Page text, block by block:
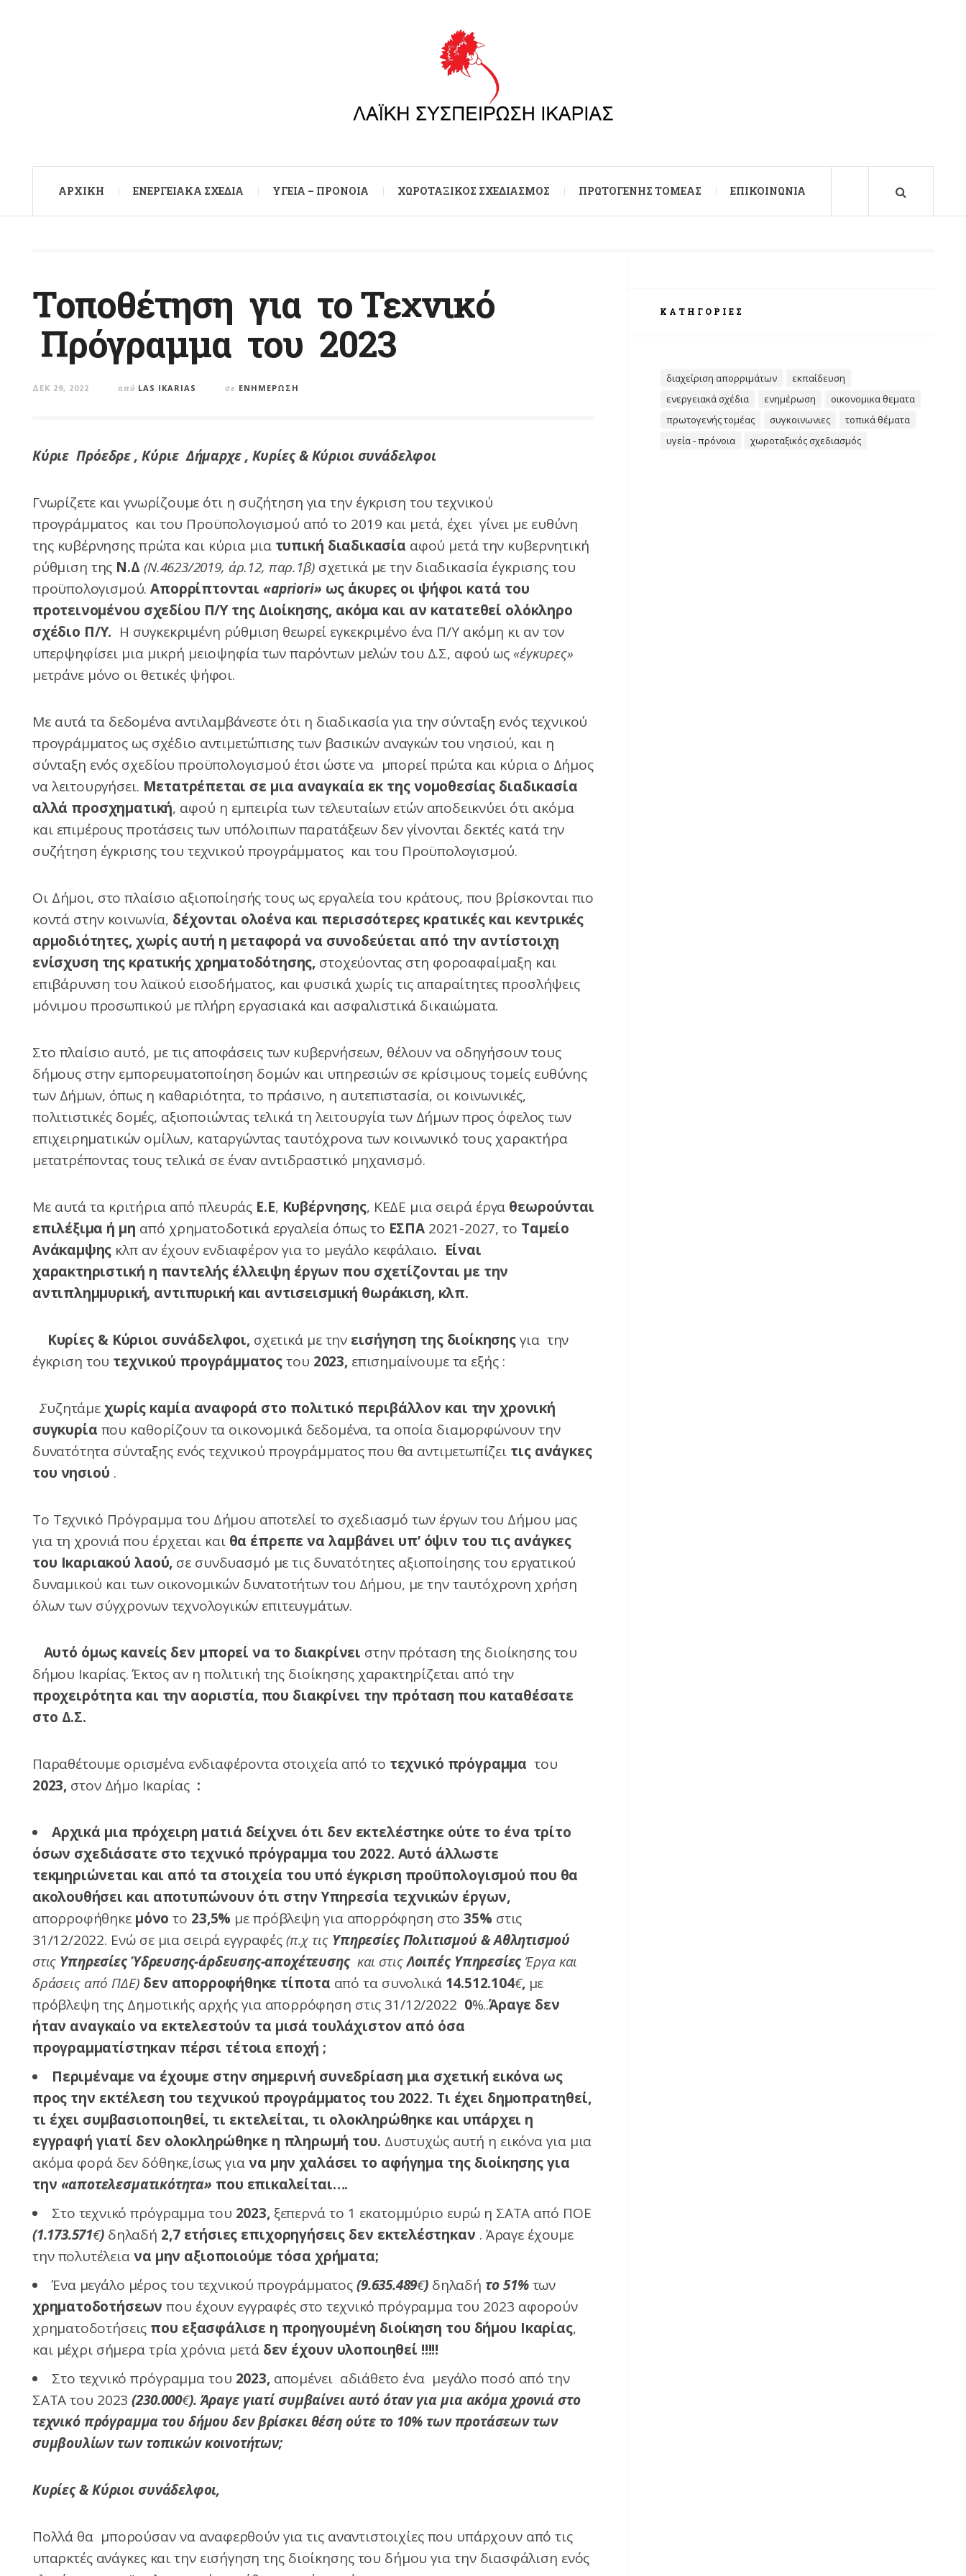
ΑΡXΙΚΉ ΕΝΕΡΓΕΙΑΚΆ ΣΧΈΔΙΑ ΥΓΕΊΑ – ΠΡΌΝΟΙΑ ΧΩΡΟΤΑΞΙΚΌΣ ΣΧΕΔΙΑΣΜΌΣ ΠΡΩΤΟΓΕΝΉΣ ΤΟΜΈΑΣ ΕΠΙΚΟΙΝΩΝΊΑ
Τοποθέτηση για το Τεχνικό
Πρόγραμμα του 2023
ΔΕΚ 29, 2022 από LAS IKARIAS σε ΕΝΗΜΈΡΩΣΗ
Κύριε Πρόεδρε , Κύριε Δήμαρχε , Κυρίες & Κύριοι συνάδελφοι
Γνωρίζετε και γνωρίζουμε ότι η συζήτηση για την έγκριση του τεχνικού
προγράμματος και του Προϋπολογισμού από το 2019 και μετά, έχει γίνει με ευθύνη
της κυβέρνησης πρώτα και κύρια μια τυπική διαδικασία αφού μετά την κυβερνητική
ρύθμιση της Ν.Δ(Ν.4623/2019, άρ.12, παρ.1β) σχετικά με την διαδικασία έγκρισης του
προϋπολογισμού. Απορρίπτονται«apriori» ως άκυρες οι ψήφοι κατά του
προτεινομένου σχεδίου Π/Υ της Διοίκησης, ακόμα και αν κατατεθεί ολόκληρο
σχέδιο Π/Υ. Η συγκεκριμένη ρύθμιση θεωρεί εγκεκριμένο ένα Π/Υ ακόμη κι αν τον
υπερψηφίσει μια μικρή μειοψηφία των παρόντων μελών του Δ.Σ, αφού ως «έγκυρες»
μετράνε μόνο οι θετικές ψήφοι.
Με αυτά τα δεδομένα αντιλαμβάνεστε ότι η διαδικασία για την σύνταξη ενός τεχνικού
προγράμματος ως σχέδιο αντιμετώπισης των βασικών αναγκών του νησιού, και η
σύνταξη ενός σχεδίου προϋπολογισμού έτσι ώστε να μπορεί πρώτα και κύρια ο Δήμος
να λειτουργήσει. Μετατρέπεται σε μια αναγκαία εκ της νομοθεσίας διαδικασία
αλλά προσχηματική, αφού η εμπειρία των τελευταίων ετών αποδεικνύει ότι ακόμα
και επιμέρους προτάσεις των υπόλοιπων παρατάξεων δεν γίνονται δεκτές κατά την
συζήτηση έγκρισης του τεχνικού προγράμματος και του Προϋπολογισμού.
Οι Δήμοι, στο πλαίσιο αξιοποίησής τους ως εργαλεία του κράτους, που βρίσκονται πιο
κοντά στην κοινωνία, δέχονται ολοένα και περισσότερες κρατικές και κεντρικές
αρμοδιότητες, χωρίς αυτή η μεταφορά να συνοδεύεται από την αντίστοιχη
ενίσχυση της κρατικής χρηματοδότησης, στοχεύοντας στη φοροαφαίμαξη και
επιβάρυνση του λαϊκού εισοδήματος, και φυσικά χωρίς τις απαραίτητες προσλήψεις
μόνιμου προσωπικού με πλήρη εργασιακά και ασφαλιστικά δικαιώματα.
Στο πλαίσιο αυτό, με τις αποφάσεις των κυβερνήσεων, θέλουν να οδηγήσουν τους
δήμους στην εμπορευματοποίηση δομών και υπηρεσιών σε κρίσιμους τομείς ευθύνης
των Δήμων, όπως η καθαριότητα, το πράσινο, η αυτεπιστασία, οι κοινωνικές,
πολιτιστικές δομές, αξιοποιώντας τελικά τη λειτουργία των Δήμων προς όφελος των
επιχειρηματικών ομίλων, καταργώντας ταυτόχρονα των κοινωνικό τους χαρακτήρα
μετατρέποντας τους τελικά σε έναν αντιδραστικό μηχανισμό.
Με αυτά τα κριτήρια από πλευράς Ε.Ε, Κυβέρνησης, ΚΕΔΕ μια σειρά έργα θεωρούνται
επιλέξιμα ή μη από χρηματοδοτικά εργαλεία όπως το ΕΣΠΑ 2021-2027, το Ταμείο
Ανάκαμψης κλπ αν έχουν ενδιαφέρον για το μεγάλο κεφάλαιο. Είναι
χαρακτηριστική η παντελής έλλειψη έργων που σχετίζονται με την
αντιπλημμυρική, αντιπυρική και αντισεισμική θωράκιση, κλπ.
Κυρίες & Κύριοι συνάδελφοι, σχετικά με την εισήγηση της διοίκησηςγια την
έγκριση του τεχνικού προγράμματοςτου 2023,επισημαίνουμε τα εξής :
Συζητάμε χωρίς καμία αναφορά στο πολιτικό περιβάλλον και την χρονική
συγκυρία που καθορίζουν τα οικονομικά δεδομένα, τα οποία διαμορφώνουν την
δυνατότητα σύνταξης ενός τεχνικού προγράμματος που θα αντιμετωπίζει τις ανάγκες
του νησιού .
Το Τεχνικό Πρόγραμμα του Δήμου αποτελεί το σχεδιασμό των έργων του Δήμου μας
για τη χρονιά που έρχεται και θα έπρεπε να λαμβάνει υπ’ όψιν του τις ανάγκες
του Ικαριακού λαού, σε συνδυασμό με τις δυνατότητες αξιοποίησης του εργατικού
δυναμικού και των οικονομικών δυνατοτήτων του Δήμου, με την ταυτόχρονη χρήση
όλων των σύγχρονων τεχνολογικών επιτευγμάτων.
Αυτό όμως κανείς δεν μπορεί να το διακρίνει στην πρόταση της διοίκησης του
δήμου Ικαρίας. Έκτος αν η πολιτική της διοίκησης χαρακτηρίζεται από την
προχειρότητα και την αοριστία, που διακρίνει την πρόταση που καταθέσατε
στο Δ.Σ.
Παραθέτουμε ορισμένα ενδιαφέροντα στοιχεία από το τεχνικό πρόγραμματου
2023, στον Δήμο Ικαρίας :
Αρχικά μια πρόχειρη ματιά δείχνει ότι δεν εκτελέστηκε ούτε το ένα τρίτο
όσων σχεδιάσατε στο τεχνικό πρόγραμμα του 2022. Αυτό άλλωστε
τεκμηριώνεται και από τα στοιχεία του υπό έγκριση προϋπολογισμού που θα
ακολουθήσει και αποτυπώνουν ότι στηνΥπηρεσία τεχνικών έργων,
απορροφήθηκε μόνοτο 23,5% με πρόβλεψη για απορρόφηση στο35% στις
31/12/2022. Ενώ σε μια σειρά εγγραφές(π.χ τις Υπηρεσίες Πολιτισμού & Αθλητισμού
στις Υπηρεσίες Ύδρευσης-άρδευσης-αποχέτευσης και στιςΛοιπές Υπηρεσίες Έργα και
δράσεις από ΠΔΕ) δεν απορροφήθηκε τίποτα από τα συνολικά14.512.104€,με
πρόβλεψη της Δημοτικής αρχής για απορρόφηση στις 31/12/2022 0%..Άραγε δεν
ήταν αναγκαίο να εκτελεστούν τα μισά τουλάχιστον από όσα
προγραμματίστηκαν πέρσι τέτοια εποχή ;
Περιμέναμε να έχουμε στην σημερινή συνεδρίαση μια σχετική εικόνα ως
προς την εκτέλεση του τεχνικού προγράμματος του 2022. Τι έχει δημοπρατηθεί,
τι έχει συμβασιοποιηθεί, τι εκτελείται, τι ολοκληρώθηκε και υπάρχει η
εγγραφή γιατί δεν ολοκληρώθηκε η πληρωμή του. Δυστυχώς αυτή η εικόνα για μια
ακόμα φορά δεν δόθηκε,ίσως γιανα μην χαλάσει το αφήγημα της διοίκησης για
την «αποτελεσματικότητα» που επικαλείται….
Στο τεχνικό πρόγραμμα του 2023,ξεπερνά το 1 εκατομμύριο ευρώ η ΣΑΤΑ από ΠΟΕ
(1.173.571€) δηλαδή 2,7 ετήσιες επιχορηγήσεις δεν εκτελέστηκαν . Άραγε έχουμε
την πολυτέλειανα μην αξιοποιούμε τόσα χρήματα;
Ένα μεγάλο μέρος του τεχνικού προγράμματος(9.635.489€)δηλαδή το 51%των
χρηματοδοτήσεων που έχουν εγγραφές στο τεχνικό πρόγραμμα του 2023 αφορούν
χρηματοδοτήσεις που εξασφάλισε η προηγουμένη διοίκηση του δήμου Ικαρίας,
καιμέχρι σήμερα τρία χρόνια μετά δεν έχουν υλοποιηθεί !!!!!
Στο τεχνικό πρόγραμμα του 2023, απομένει αδιάθετο ένα μεγάλο ποσό από την
ΣΑΤΑ του 2023(230.000€).Άραγε γιατί συμβαίνει αυτό όταν για μια ακόμα χρονιά στο
τεχνικό πρόγραμμα του δήμου δεν βρίσκει θέση ούτε το 10% των προτάσεων των
συμβουλίων των τοπικών κοινοτήτων;
Κυρίες & Κύριοι συνάδελφοι,
Πολλά θα μπορούσαν να αναφερθούν για τις αναντιστοιχίες που υπάρχουν από τις
υπαρκτές ανάγκες και την εισήγηση της διοίκησης του δήμου για την διασφάλιση ενός
ΚΑΤΗΓΟΡΊΕΣ
διαχείριση απορριμάτων
εκπαίδευση
ενεργειακά σχέδια
ενημέρωση
οικονομικα θεματα
πρωτογενής τομέας
συγκοινωνιες
τοπικά θέματα
υγεία - πρόνοια
χωροταξικός σχεδιασμός